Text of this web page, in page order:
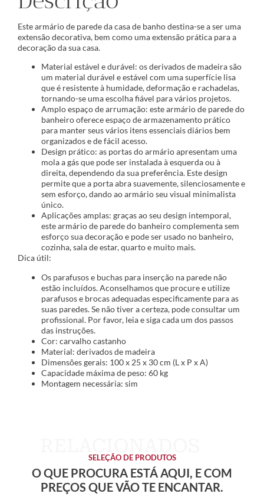
Este armário de parede da casa de banho destina-se a ser uma
extensão decorativa, bem como uma extensão prática para a
decoração da sua casa.
Material estável e durável: os derivados de madeira são
um material durável e estável com uma superfície lisa
que é resistente à humidade, deformação e rachadelas,
tornando-se uma escolha fiável para vários projetos.
Amplo espaço de arrumação: este armário de parede do
banheiro oferece espaço de armazenamento prático
para manter seus vários itens essenciais diários bem
organizados e de fácil acesso.
Design prático: as portas do armário apresentam uma
mola a gás que pode ser instalada à esquerda ou à
direita, dependendo da sua preferência. Este design
permite que a porta abra suavemente, silenciosamente e
sem esforço, dando ao armário seu visual minimalista
único.
Aplicações amplas: graças ao seu design intemporal,
este armário de parede do banheiro complementa sem
esforço sua decoração e pode ser usado no banheiro,
cozinha, sala de estar, quarto e muito mais.
Dica útil:
Os parafusos e buchas para inserção na parede não
estão incluídos. Aconselhamos que procure e utilize
parafusos e brocas adequadas especificamente para as
suas paredes. Se não tiver a certeza, pode consultar um
profissional. Por favor, leia e siga cada um dos passos
das instruções.
Cor: carvalho castanho
Material: derivados de madeira
Dimensões gerais: 100 x 25 x 30 cm (L x P x A)
Capacidade máxima de peso: 60 kg
Montagem necessária: sim
SELEÇÃO DE PRODUTOS
O QUE PROCURA ESTÁ AQUI, E COM
PREÇOS QUE VÃO TE ENCANTAR.